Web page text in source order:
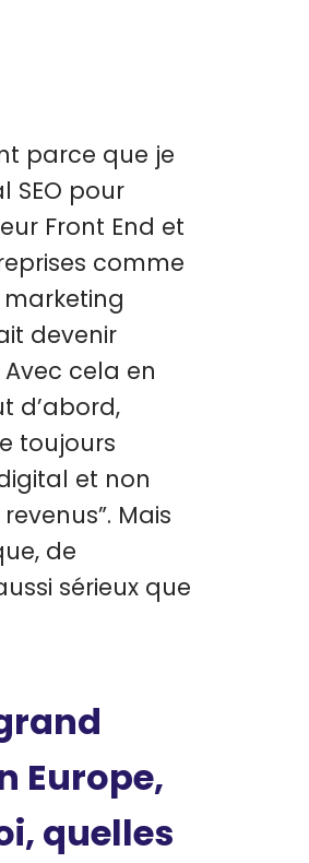
parce que je
SEO pour
Front End et
comme
devenir
cela en
d’abord,
toujours
et non
Mais
de
sérieux que
Europe,
quelles